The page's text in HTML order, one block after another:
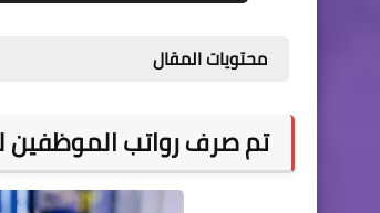
محتويات المقال
تم صرف رواتب الموظفين لهذا